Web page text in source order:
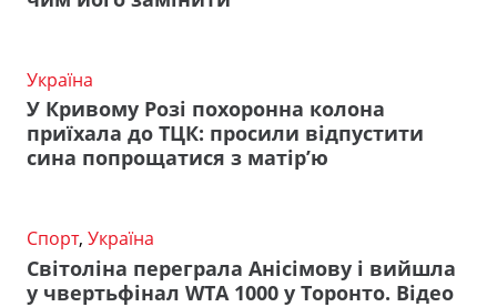
Україна
У Кривому Розі похоронна колона
приїхала до ТЦК: просили відпустити
сина попрощатися з матір’ю
Спорт, Україна
Світоліна переграла Анісімову і вийшла
у чвертьфінал WTA 1000 у Торонто. Відео